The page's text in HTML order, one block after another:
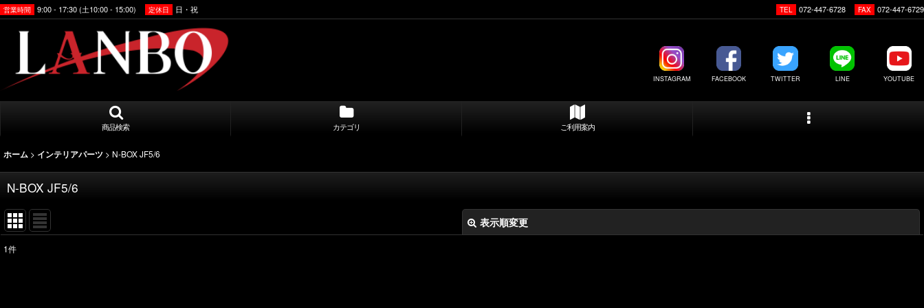
営業時間 9:00 - 17:30 (土10:00 - 15:00) 定休日 日・祝 TEL 072-447-6728 FAX 072-447-6729
INSTAGRAM FACEBOOK TWITTER LINE YOUTUBE
商品検索 カテゴリ ご利用案内
ホーム > インテリアパーツ > N-BOX JF5/6
N-BOX JF5/6
表示順変更
1件